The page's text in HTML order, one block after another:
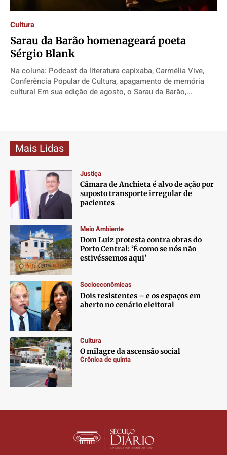
Anuncie
Termos de Uso
Privacidade
Anuncie
Termos de Uso
Privacidade
Anuncie
Termos de Uso
Privacidade
Anuncie
Termos de Uso
Privacidade
Cultura
Sarau da Barão homenageará poeta
Sérgio Blank
Na coluna: Podcast da literatura capixaba, Carmélia Vive,
Conferência Popular de Cultura, apagamento de memória
cultural Em sua edição de agosto, o Sarau da Barão,...
Mais Lidas
Justiça
Câmara de Anchieta é alvo de ação por
suposto transporte irregular de
pacientes
Meio Ambiente
Dom Luiz protesta contra obras do
Porto Central: ‘É como se nós não
estivéssemos aqui’
Socioeconômicas
Dois resistentes – e os espaços em
aberto no cenário eleitoral
Cultura
O milagre da ascensão social
Crônica de quinta